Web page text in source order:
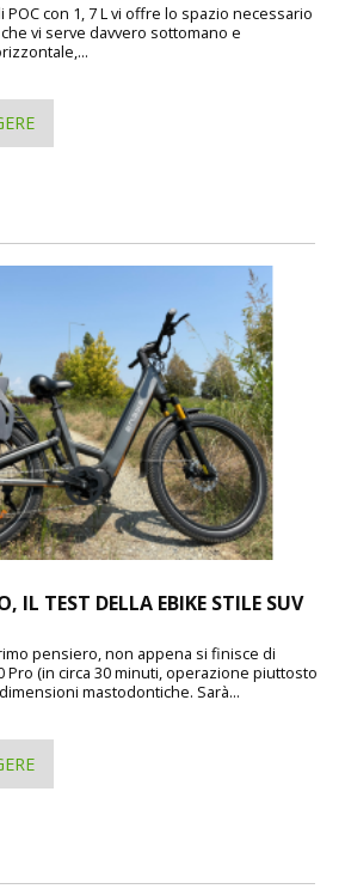
POC con 1, 7 L vi offre lo spazio necessario
vi serve davvero sottomano e
IL TEST DELLA EBIKE STILE SUV
pensiero, non appena si finisce di
Pro (in circa 30 minuti, operazione piuttosto
mastodontiche. Sarà...